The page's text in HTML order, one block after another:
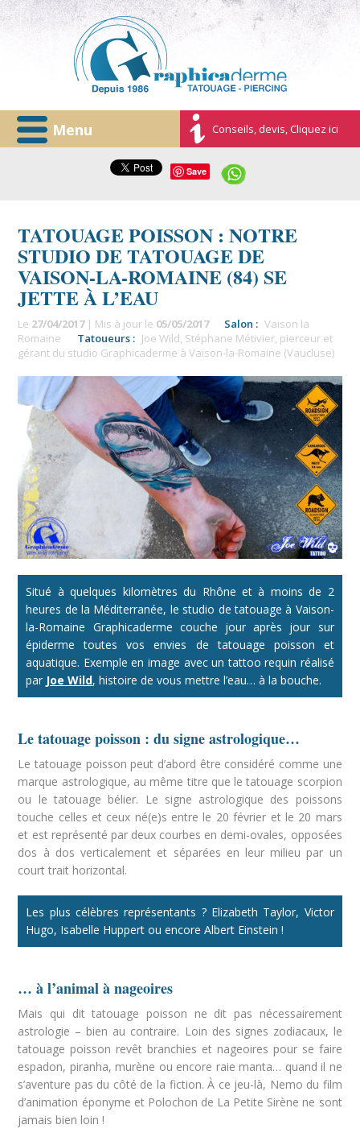
Menu Conseils, devis, Cliquez ici
Save
TATOUAGE POISSON : NOTRE
STUDIO DE TATOUAGE DE
VAISON-LA-ROMAINE (84) SE
JETTE À L’EAU
Le 27/04/2017| Mis à jour le 05/05/2017 Salon : Vaison la
Romaine
Tatoueurs : Joe Wild, Stéphane Métivier, pierceur et
gérant du studio Graphicaderme à Vaison-la-Romaine (Vaucluse)
Situé à quelques kilomètres du Rhône et à moins de 2
heures de la Méditerranée, le studio de tatouage à Vaison-
la-Romaine Graphicaderme couche jour après jour sur
épiderme toutes vos envies de tatouage poisson et
aquatique. Exemple en image avec un tattoo requin réalisé
par Joe Wild, histoire de vous mettre l’eau… à la bouche.
Le tatouage poisson : du signe astrologique…
Le tatouage poisson peut d’abord être considéré comme une
marque astrologique, au même titre que le tatouage scorpion
ou le tatouage bélier. Le signe astrologique des poissons
touche celles et ceux né(e)s entre le 20 février et le 20 mars
et est représenté par deux courbes en demi-ovales, opposées
dos à dos verticalement et séparées en leur milieu par un
court trait horizontal.
Les plus célèbres représentants ? Elizabeth Taylor, Victor
Hugo, Isabelle Huppert ou encore Albert Einstein !
… à l’animal à nageoires
Mais qui dit tatouage poisson ne dit pas nécessairement
astrologie – bien au contraire. Loin des signes zodiacaux, le
tatouage poisson revêt branchies et nageoires pour se faire
espadon, piranha, murène ou encore raie manta… quand il ne
s’aventure pas du côté de la fiction. À ce jeu-là, Nemo du film
d’animation éponyme et Polochon de La Petite Sirène ne sont
jamais bien loin !